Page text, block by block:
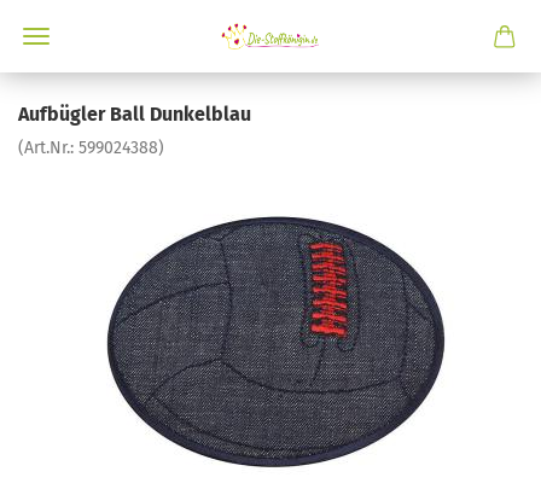
Aufbügler Ball Dunkelblau
(Art.Nr.: 599024388)